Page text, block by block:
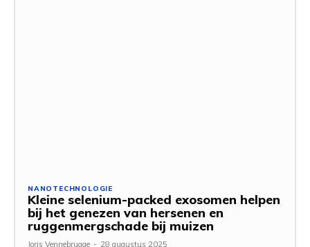
NANOTECHNOLOGIE
Kleine selenium-packed exosomen helpen
bij het genezen van hersenen en
ruggenmergschade bij muizen
Joris Vennebrugge - 28 augustus 2025